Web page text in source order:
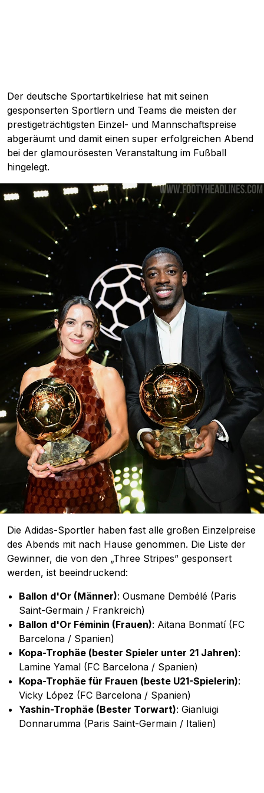
Der deutsche Sportartikelriese hat mit seinen
gesponserten Sportlern und Teams die meisten der
prestigeträchtigsten Einzel- und Mannschaftspreise
abgeräumt und damit einen super erfolgreichen Abend
bei der glamourösesten Veranstaltung im Fußball
hingelegt.
Die Adidas-Sportler haben fast alle großen Einzelpreise
des Abends mit nach Hause genommen. Die Liste der
Gewinner, die von den „Three Stripes” gesponsert
werden, ist beeindruckend:
Ballon d'Or (Männer): Ousmane Dembélé (Paris
Saint-Germain / Frankreich)
Ballon d'Or Féminin (Frauen): Aitana Bonmatí (FC
Barcelona / Spanien)
Kopa-Trophäe (bester Spieler unter 21 Jahren):
Lamine Yamal (FC Barcelona / Spanien)
Kopa-Trophäe für Frauen (beste U21-Spielerin):
Vicky López (FC Barcelona / Spanien)
Yashin-Trophäe (Bester Torwart): Gianluigi
Donnarumma (Paris Saint-Germain / Italien)